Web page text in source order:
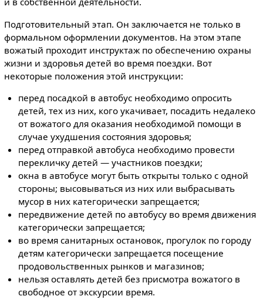
Подготовительный этап. Он заключается не только в
формальном оформлении документов. На этом этапе
вожатый проходит инструктаж по обеспечению охраны
жизни и здоровья детей во время поездки. Вот
некоторые положения этой инструкции:
перед посадкой в автобус необходимо опросить
детей, тех из них, кого укачивает, посадить недалеко
от вожатого для оказания необходимой помощи в
случае ухудшения состояния здоровья;
перед отправкой автобуса необходимо провести
перекличку детей — участников поездки;
окна в автобусе могут быть открыты только с одной
стороны; высовываться из них или выбрасывать
мусор в них категорически запрещается;
передвижение детей по автобусу во время движения
категорически запрещается;
во время санитарных остановок, прогулок по городу
детям категорически запрещается посещение
продовольственных рынков и магазинов;
нельзя оставлять детей без присмотра вожатого в
свободное от экскурсии время.